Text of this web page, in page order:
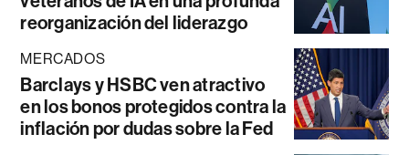
reorganización del liderazgo
MERCADOS
Barclays y HSBC ven atractivo
en los bonos protegidos contra la
inflación por dudas sobre la Fed